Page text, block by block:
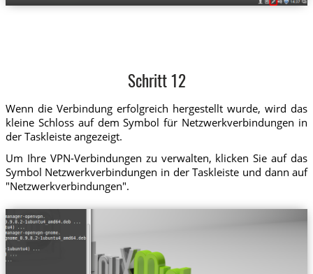
Schritt 12
Wenn die Verbindung erfolgreich hergestellt wurde, wird das
kleine Schloss auf dem Symbol für Netzwerkverbindungen in
der Taskleiste angezeigt.
Um Ihre VPN-Verbindungen zu verwalten, klicken Sie auf das
Symbol Netzwerkverbindungen in der Taskleiste und dann auf
"Netzwerkverbindungen".